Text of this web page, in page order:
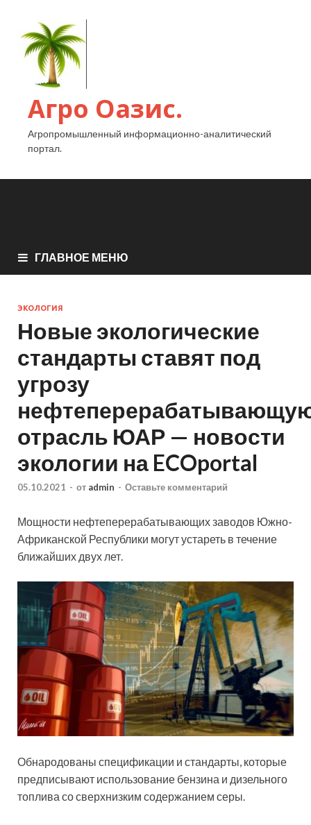
Агро Оазис.
Агропромышленный информационно-аналитический
портал.
ГЛАВНОЕ МЕНЮ
ЭКОЛОГИЯ
Новые экологические
стандарты ставят под
угрозу
отрасль ЮАР — новости
экологии на ECOportal
05.10.2021 - от admin - Оставьте комментарий
Мощности нефтеперерабатывающих заводов Южно-
Африканской Республики могут устареть в течение
ближайших двух лет.
Обнародованы спецификации и стандарты, которые
предписывают использование бензина и дизельного
топлива со сверхнизким содержанием серы.